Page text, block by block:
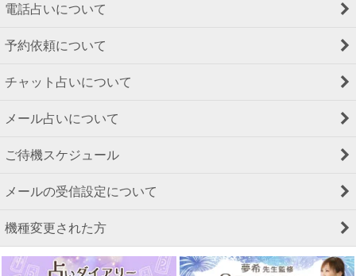
電話占いについて
予約依頼について
チャット占いについて
メール占いについて
ご待機スケジュール
メールの受信設定について
機種変更された方